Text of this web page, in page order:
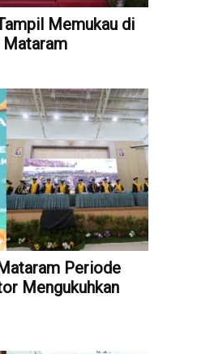
Memukau di
Mataram
Periode
Mengukuhkan